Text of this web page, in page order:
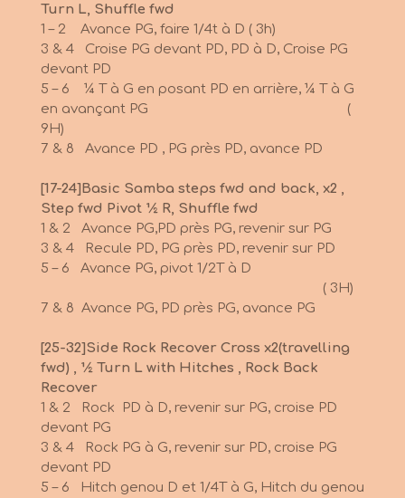
Turn L, Shuffle fwd
1 – 2 Avance PG, faire 1/4t à D ( 3h)
3 & 4 Croise PG devant PD, PD à D, Croise PG
devant PD
5 – 6 ¼ T à G en posant PD en arrière, ¼ T à G
en avançant PG (
9H)
7 & 8 Avance PD , PG près PD, avance PD
[17-24]Basic Samba steps fwd and back, x2 ,
Step fwd Pivot ½ R, Shuffle fwd
1 & 2 Avance PG,PD près PG, revenir sur PG
3 & 4 Recule PD, PG près PD, revenir sur PD
5 – 6 Avance PG, pivot 1/2T à D
( 3H)
7 & 8 Avance PG, PD près PG, avance PG
[25-32]Side Rock Recover Cross x2(travelling
fwd) , ½ Turn L with Hitches , Rock Back
Recover
1 & 2 Rock PD à D, revenir sur PG, croise PD
devant PG
3 & 4 Rock PG à G, revenir sur PD, croise PG
devant PD
5 – 6 Hitch genou D et 1/4T à G, Hitch du genou